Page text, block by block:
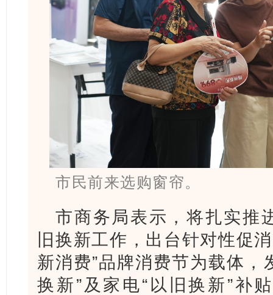
市民前来选购窗帘。
市商务局表示，将扎实推
旧换新工作，出台针对性促
新消费”品牌消费节为载体，
换新”及家电“以旧换新”补